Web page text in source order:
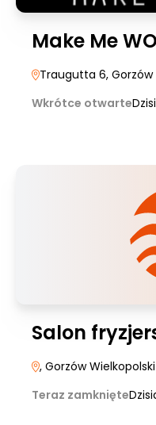
Make Me
Traugutta 6,
Wkrótce otwarte
Salon
, Gorzów Wielkopolski
Teraz zamknięte